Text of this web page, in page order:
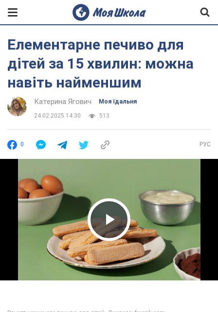
Елементарне печиво для
дітей за 15 хвилин: можна
навіть найменшим
Катерина Ягович Моя їдальня
24.02.2025 14:30 513
0 РУС
Play Video